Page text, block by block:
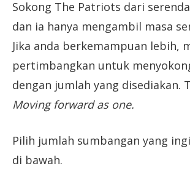
Sokong The Patriots dari
dan ia hanya mengambil masa
Jika anda berkemampuan lebih,
pertimbangkan untuk
dengan jumlah yang disediakan.
Moving forward as one.
Pilih jumlah sumbangan yang
di bawah.